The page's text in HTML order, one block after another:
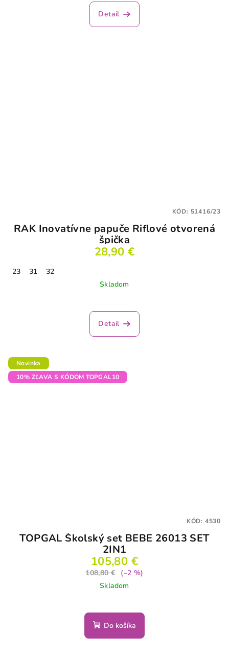
Detail
RAK Inovatívne papuče Riflové otvorená
špička
28,90 €
23 31
32
Skladom
Detail
KÓD: 51416/23
Novinka
10% ZĽAVA S KÓDOM TOPGAL10
TOPGAL Školský set BEBE 26013 SET
2IN1
105,80 €
108,80 €
(–2 %)
Skladom
Do košíka
KÓD: 4530